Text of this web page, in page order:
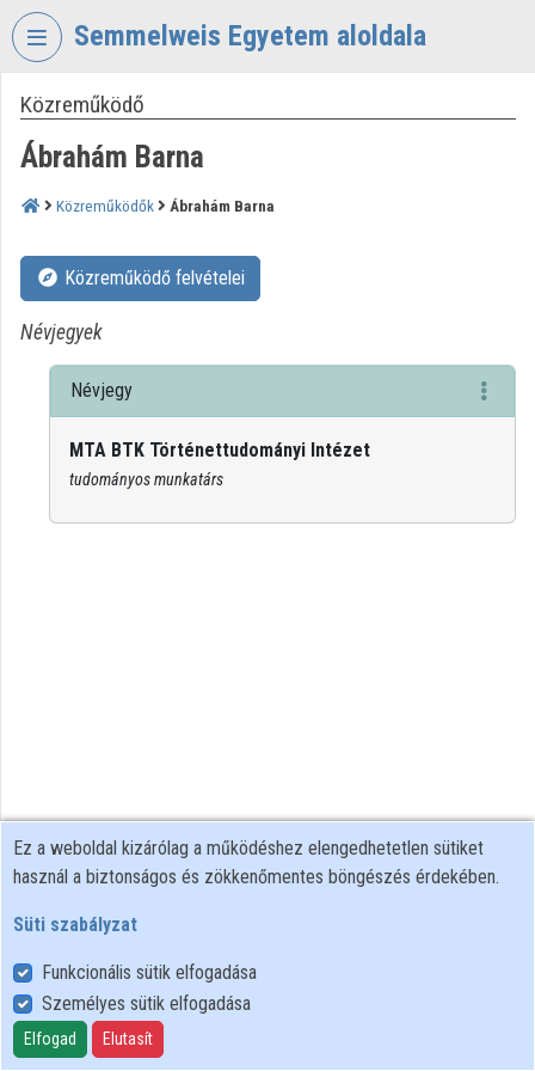
Fejléc kihagyása
Semmelweis Egyetem aloldala
VIDEOTORIUM
SEMMELWEIS
EGYETEM
Bejelentkezés
Intézményi felfedezés
Kategóriák
Intézményi listák
Közreműködő
Ábrahám Barna
Közreműködők Ábrahám Barna
Közreműködő felvételei
Névjegyek
Névjegy
MTA BTK Történettudományi Intézet
tudományos munkatárs
Felhasználói szabályzat
Adatkezelési tájékoztató
Süti szabályzat
Ez a weboldal kizárólag a működéshez elengedhetetlen sütiket
használ a biztonságos és zökkenőmentes böngészés érdekében.
Süti szabályzat
Funkcionális sütik elfogadása
Személyes sütik elfogadása
Elfogad Elutasít